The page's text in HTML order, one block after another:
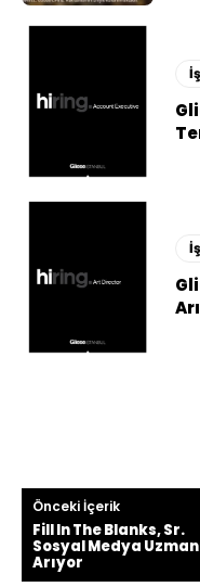
Önceki İçerik
Fill In The Blanks, Sr.
Sosyal Medya
Arıyor